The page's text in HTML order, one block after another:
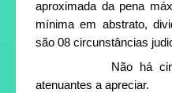
aproximada da pena
mínima em abstrato,
são 08 circunstâncias
Não há
atenuantes a apreciar.